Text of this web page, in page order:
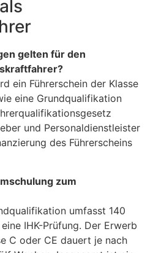
gelten für den
ein Führerschein der Klasse
eine Grundqualifikation
und Personaldienstleister
des Führerscheins
zum
umfasst 140
IHK-Prüfung. Der Erwerb
C oder CE dauert je nach